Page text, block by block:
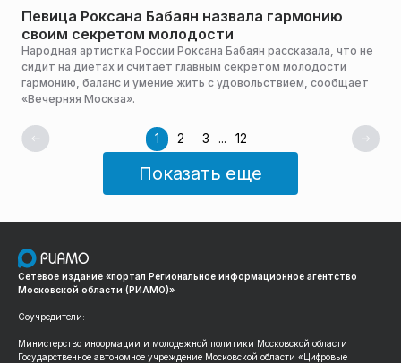
Певица Роксана Бабаян назвала гармонию
своим секретом молодости
Народная артистка России Роксана Бабаян рассказала, что не
сидит на диетах и считает главным секретом молодости
гармонию, баланс и умение жить с удовольствием, сообщает
«Вечерняя Москва».
1 2 3 ... 12
Показать еще
Сетевое издание «портал Региональное информационное агентство
Московской области (РИАМО)»
Соучредители:
Министерство информации и молодежной политики Московской области
Государственное автономное учреждение Московской области «Цифровые